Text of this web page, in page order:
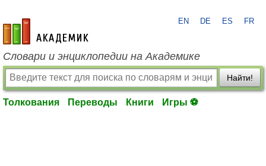
academic.ru
EN DE ES FR
Словари и энциклопедии на Академике
Найти!
Толкования Переводы Книги Игры ⚽